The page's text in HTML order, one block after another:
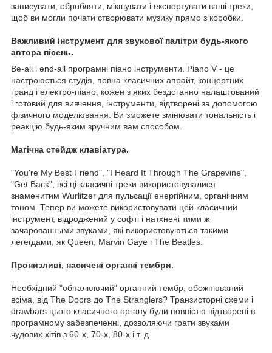
записувати, обробляти, мікшувати і експортувати ваші треки,
щоб ви могли почати створювати музику прямо з коробки.
Важливий інструмент для звукової палітри будь-якого
автора пісень.
Be-all і end-all програмні піано інструменти. Piano V - це
настроюється студія, повна класичних апрайт, концертних
гранд і електро-піано, кожен з яких бездоганно налаштований
і готовий для вивчення, інструменти, відтворені за допомогою
фізичного моделювання. Ви зможете змінювати тональність і
реакцію будь-яким зручним вам способом.
Магічна стейдж клавіатура.
"You're My Best Friend", "I Heard It Through The Grapevine",
"Get Back", всі ці класичні треки використовувалися
знаменитим Wurlitzer для пульсації енергійним, органічним
тоном. Тепер ви можете використовувати цей класичний
інструмент, відроджений у софті і натхнені тими ж
зачарованными звуками, які використовуються такими
легегдами, як Queen, Marvin Gaye і The Beatles.
Пронизливі, насичені органні тембри.
Необхідний "обпалюючий" органний тембр, обожнюваний
всіма, від The Doors до The Stranglers? Транзисторні схеми і
drawbars цього класичного органу були повністю відтворені в
програмному забезпеченні, дозволяючи грати звуками
чудових хітів з 60-х, 70-х, 80-х і т. д.